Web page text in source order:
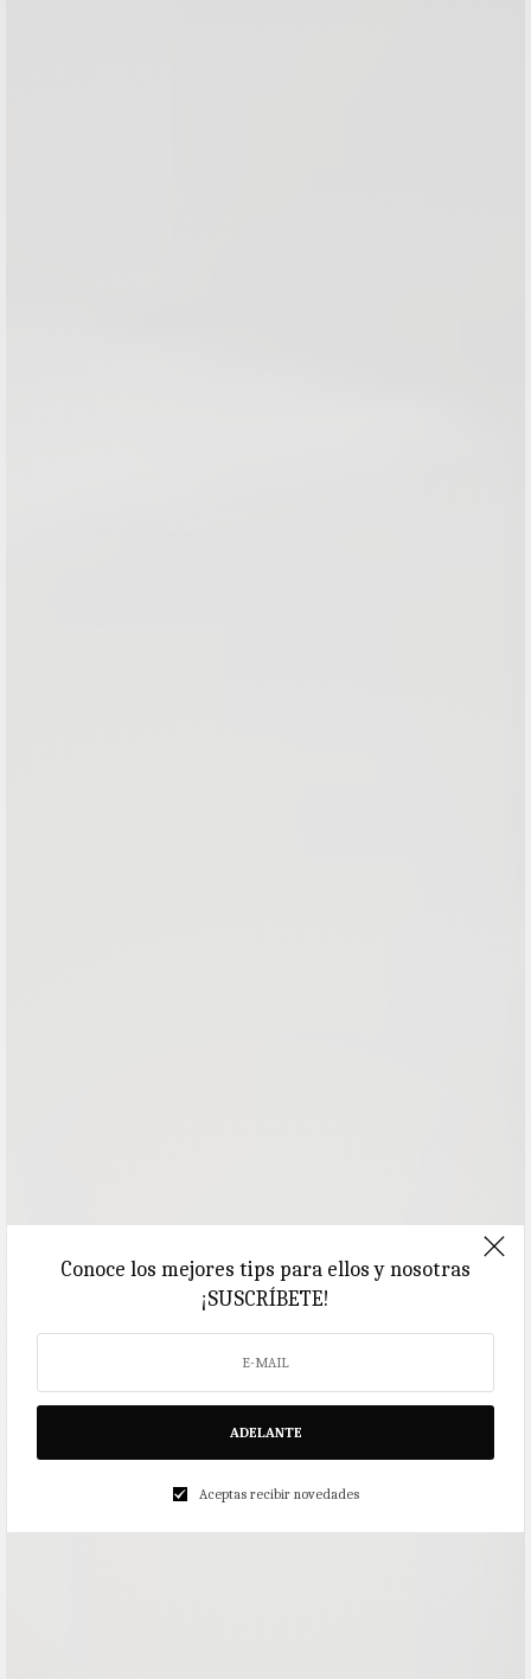
Conoce los mejores tips para ellos y nosotras
¡SUSCRÍBETE!
ADELANTE
Aceptas recibir novedades